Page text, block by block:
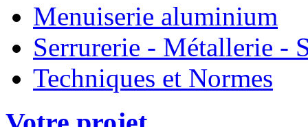
Menuiserie aluminium
Serrurerie - Métallerie -
Techniques et Normes